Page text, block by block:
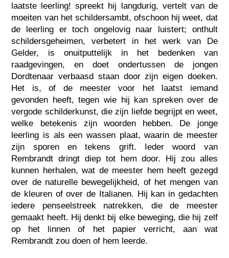
laatste leerling! spreekt hij langdurig, vertelt van de
moeiten van het schildersambt, ofschoon hij weet, dat
de leerling er toch ongelovig naar luistert; onthult
schildersgeheimen, verbetert in het werk van De
Gelder, is onuitputtelijk in het bedenken van
raadgevingen, en doet ondertussen de jongen
Dordtenaar verbaasd staan door zijn eigen doeken.
Het is, of de meester voor het laatst iemand
gevonden heeft, tegen wie hij kan spreken over de
vergode schilderkunst, die zijn liefde begrijpt en weet,
welke betekenis zijn woorden hebben. De jonge
leerling is als een wassen plaat, waarin de meester
zijn sporen en tekens grift. Ieder woord van
Rembrandt dringt diep tot hem door. Hij zou alles
kunnen herhalen, wat de meester hem heeft gezegd
over de naturelle bewegelijkheid, of het mengen van
de kleuren of over de Italianen. Hij kan in gedachten
iedere penseelstreek natrekken, die de meester
gemaakt heeft. Hij denkt bij elke beweging, die hij zelf
op het linnen of het papier verricht, aan wat
Rembrandt zou doen of hem leerde.